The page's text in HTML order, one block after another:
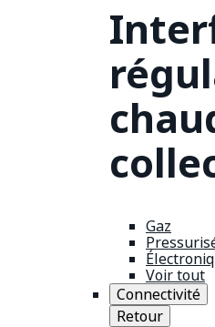
Gaz
Voir tout
Connectivité
Retour